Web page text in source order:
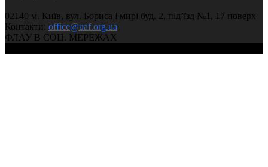
02140 м. Київ, вул. Бориса Гмирі буд. 2, під’їзд №1, 17 поверх
Контакти: office@uaf.org.ua
ФЛАУ В СОЦ. МЕРЕЖАХ